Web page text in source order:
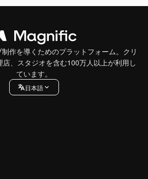
作を導くためのプラットフォーム。クリ
、スタジオを含む100万人以上が利用し
ています。
日本語